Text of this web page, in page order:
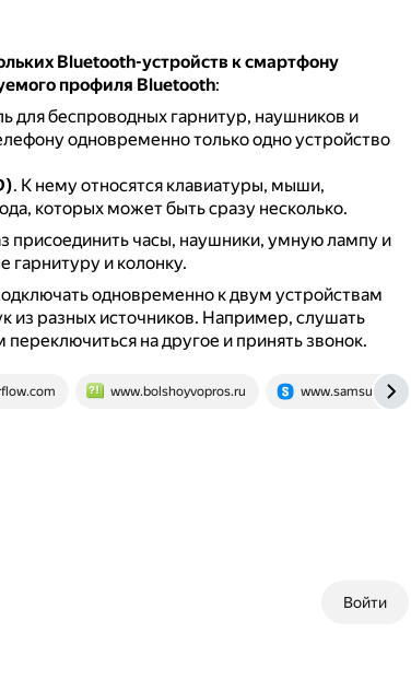
Bluetooth-устройств к смартфону
профиля Bluetooth:
для беспроводных гарнитур, наушников и
одновременно только одно устройство
. К нему относятся клавиатуры, мыши,
которых может быть сразу несколько.
присоединить часы, наушники, умную лампу и
гарнитуру и колонку.
одновременно к двум устройствам
из разных источников. Например, слушать
на другое и принять звонок.
www.bolshoyvopros.ru www.samsung.com
Войти